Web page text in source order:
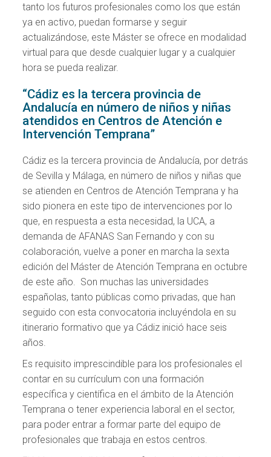
tanto los futuros profesionales como los que están
ya en activo, puedan formarse y seguir
actualizándose, este Máster se ofrece en modalidad
virtual para que desde cualquier lugar y a cualquier
hora se pueda realizar.
“Cádiz es la tercera provincia de
Andalucía en número de niños y niñas
atendidos en Centros de Atención e
Intervención Temprana”
Cádiz es la tercera provincia de Andalucía, por detrás
de Sevilla y Málaga, en número de niños y niñas que
se atienden en Centros de Atención Temprana y ha
sido pionera en este tipo de intervenciones por lo
que, en respuesta a esta necesidad, la UCA, a
demanda de AFANAS San Fernando y con su
colaboración, vuelve a poner en marcha la sexta
edición del Máster de Atención Temprana en octubre
de este año. Son muchas las universidades
españolas, tanto públicas como privadas, que han
seguido con esta convocatoria incluyéndola en su
itinerario formativo que ya Cádiz inició hace seis
años.
Es requisito imprescindible para los profesionales el
contar en su currículum con una formación
específica y científica en el ámbito de la Atención
Temprana o tener experiencia laboral en el sector,
para poder entrar a formar parte del equipo de
profesionales que trabaja en estos centros.